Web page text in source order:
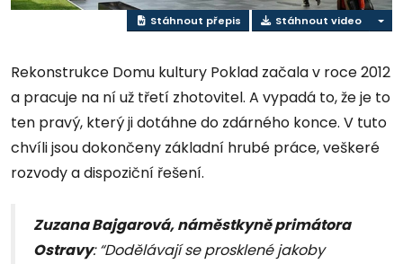
Stáhnout přepis Stáhnout video
Rekonstrukce Domu kultury Poklad začala v roce 2012
a pracuje na ní už třetí zhotovitel. A vypadá to, že je to
ten pravý, který ji dotáhne do zdárného konce. V tuto
chvíli jsou dokončeny základní hrubé práce, veškeré
rozvody a dispoziční řešení.
Zuzana Bajgarová, náměstkyně primátora
Ostravy: “Dodělávají se prosklené jakoby